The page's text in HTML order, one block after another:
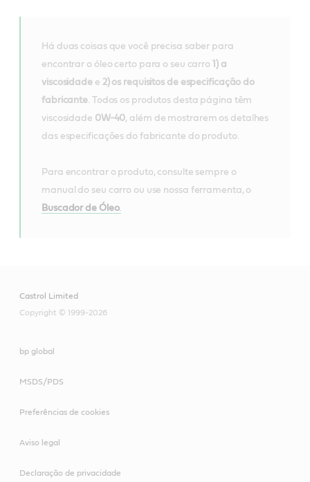
Há duas coisas que você precisa saber para
encontrar o óleo certo para o seu carro 1) a
viscosidadee 2) os requisitos de especificação do
fabricante. Todos os produtos desta página têm
viscosidade 0W-40, além de mostrarem os detalhes
das especificações do fabricante do produto.
Para encontrar o produto, consulte sempre o
manual do seu carro ou use nossa ferramenta, o
Buscador de Óleo.
Castrol Limited
Copyright © 1999-2026
bp global
MSDS/PDS
Preferências de cookies
Aviso legal
Declaração de privacidade